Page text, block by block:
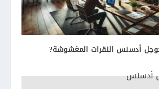
أدسنس النقرات المغشوشة?